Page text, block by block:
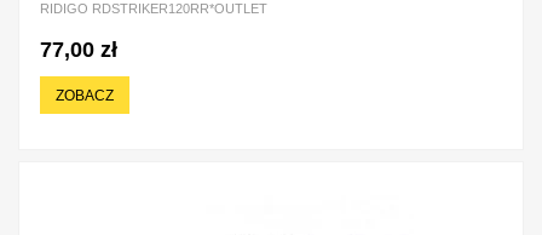
RIDIGO RDSTRIKER120RR*OUTLET
77,00 zł
ZOBACZ